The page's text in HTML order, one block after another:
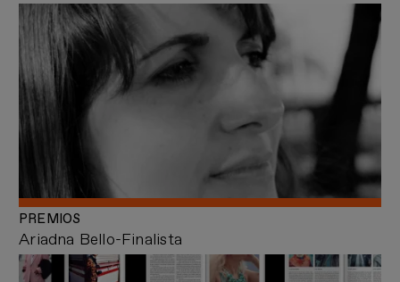
Ariadna Bello-Finalista
PREMIOS